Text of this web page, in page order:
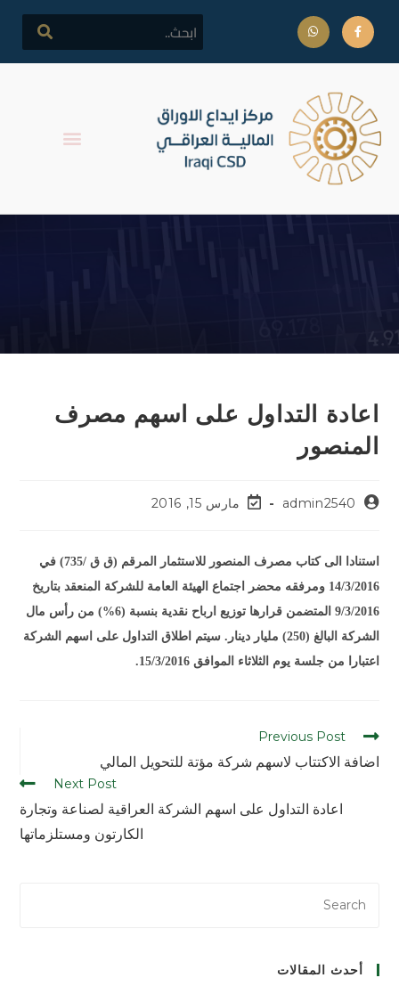
اعادة التداول على اسهم مصرف
المنصور
admin2540 مارس 15, 2016
استنادا الى كتاب مصرف المنصور للاستثمار المرقم (ق ق /735) في
14/3/2016 ومرفقه محضر اجتماع الهيئة العامة للشركة المنعقد بتاريخ
9/3/2016 المتضمن قرارها توزيع ارباح نقدية بنسبة (6%) من رأس مال
الشركة البالغ (250) مليار دينار. سيتم اطلاق التداول على اسهم الشركة
اعتبارا من جلسة يوم الثلاثاء الموافق 15/3/2016.
Previous Post
اضافة الاكتتاب لاسهم شركة مؤتة للتحويل المالي
Next Post
اعادة التداول على اسهم الشركة العراقية لصناعة وتجارة
الكارتون ومستلزماتها
أحدث المقالات